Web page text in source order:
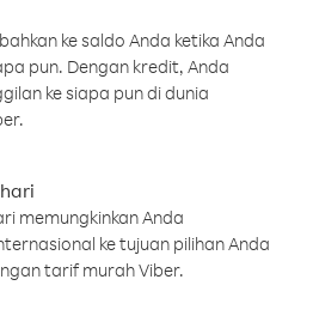
ke saldo Anda ketika Anda
pun. Dengan kredit, Anda
ke siapa pun di dunia
memungkinkan Anda
ke tujuan pilihan Anda
tarif murah Viber.